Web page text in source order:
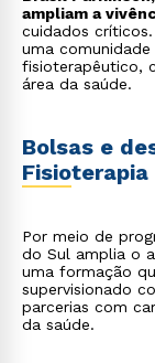
ampliam a
cuidados
uma
fisioterapêutico,
área da saúde.
Bolsas e
Fisioterapia
Por meio de
do Sul amplia o
uma formação
supervisionado
parcerias com
da saúde.